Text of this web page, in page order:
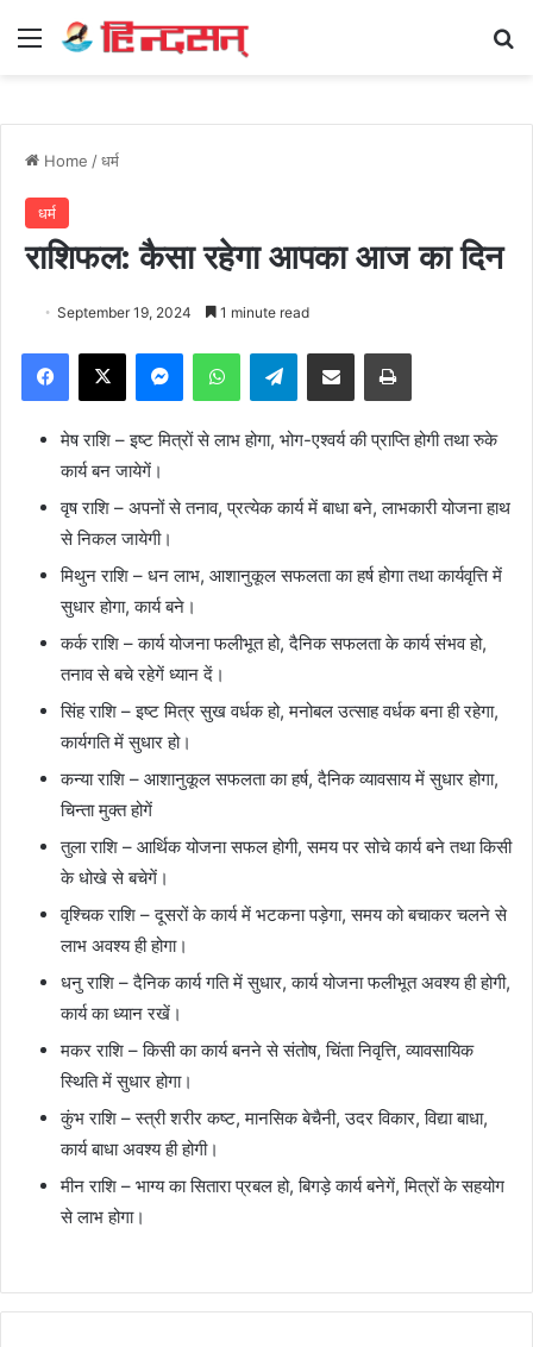
Menu
Home /धर्म
धर्म
राशिफल: कैसा रहेगा आपका आज का दिन
September 19, 2024 1 minute read
Facebook
X MessengerWhatsAppTelegramShare via Email Print
मेष राशि – इष्ट मित्रों से लाभ होगा, भोग-एश्वर्य की प्राप्ति होगी तथा रुके
कार्य बन जायेगें।
वृष राशि – अपनों से तनाव, प्रत्येक कार्य में बाधा बने, लाभकारी योजना हाथ
से निकल जायेगी।
मिथुन राशि – धन लाभ, आशानुकूल सफलता का हर्ष होगा तथा कार्यवृत्ति में
सुधार होगा, कार्य बने।
कर्क राशि – कार्य योजना फलीभूत हो, दैनिक सफलता के कार्य संभव हो,
तनाव से बचे रहेगें ध्यान दें।
सिंह राशि – इष्ट मित्र सुख वर्धक हो, मनोबल उत्साह वर्धक बना ही रहेगा,
कार्यगति में सुधार हो।
कन्या राशि – आशानुकूल सफलता का हर्ष, दैनिक व्यावसाय में सुधार होगा,
चिन्ता मुक्त होगें
तुला राशि – आर्थिक योजना सफल होगी, समय पर सोचे कार्य बने तथा किसी
के धोखे से बचेगें।
वृश्चिक राशि – दूसरों के कार्य में भटकना पड़ेगा, समय को बचाकर चलने से
लाभ अवश्य ही होगा।
धनु राशि – दैनिक कार्य गति में सुधार, कार्य योजना फलीभूत अवश्य ही होगी,
कार्य का ध्यान रखें।
मकर राशि – किसी का कार्य बनने से संतोष, चिंता निवृत्ति, व्यावसायिक
स्थिति में सुधार होगा।
कुंभ राशि – स्त्री शरीर कष्ट, मानसिक बेचैनी, उदर विकार, विद्या बाधा,
कार्य बाधा अवश्य ही होगी।
मीन राशि – भाग्य का सितारा प्रबल हो, बिगड़े कार्य बनेगें, मित्रों के सहयोग
से लाभ होगा।